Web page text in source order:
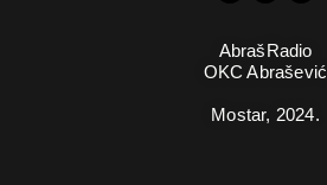
AbrašRadio
OKC Abrašević
Mostar, 2024.